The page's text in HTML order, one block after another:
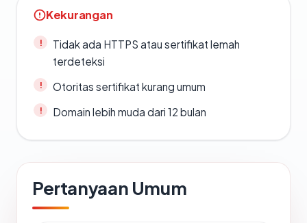
Kekurangan
Tidak ada HTTPS atau sertifikat lemah
terdeteksi
Otoritas sertifikat kurang umum
Domain lebih muda dari 12 bulan
Pertanyaan Umum